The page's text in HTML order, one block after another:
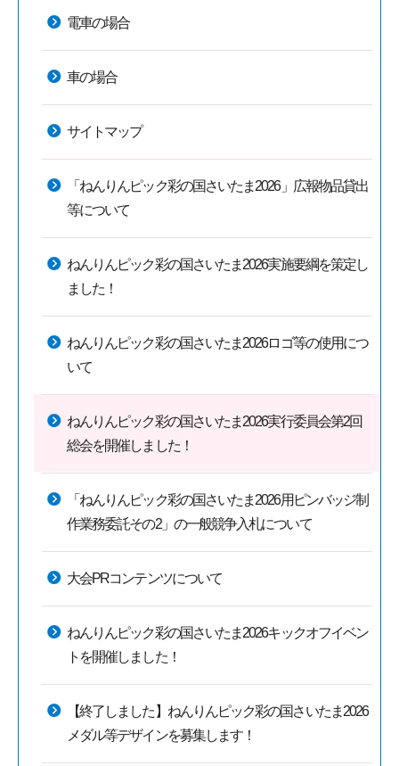
電車の場合
車の場合
サイトマップ
「ねんりんピック彩の国さいたま2026」広報物品貸出
等について
ねんりんピック彩の国さいたま2026実施要綱を策定し
ました！
ねんりんピック彩の国さいたま2026ロゴ等の使用につ
いて
ねんりんピック彩の国さいたま2026実行委員会第2回
総会を開催しました！
「ねんりんピック彩の国さいたま2026用ピンバッジ制
作業務委託その2」の一般競争入札について
大会PRコンテンツについて
ねんりんピック彩の国さいたま2026キックオフイベン
トを開催しました！
【終了しました】ねんりんピック彩の国さいたま2026
メダル等デザインを募集します！